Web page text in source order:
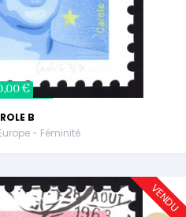
€
B
- Féminité
VENDU